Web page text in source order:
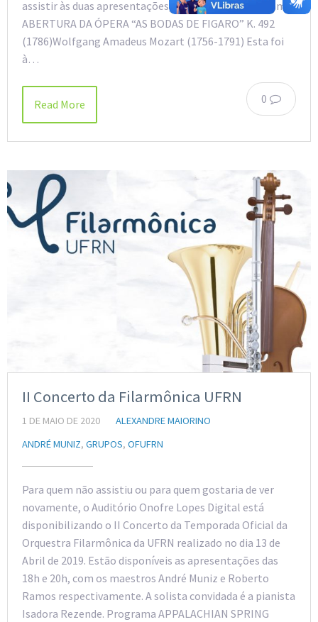
assistir às duas apresentações, das 18h e 20h. Programa
ABERTURA DA ÓPERA “AS BODAS DE FIGARO” K. 492
(1786)Wolfgang Amadeus Mozart (1756-1791) Esta foi
à…
0
Read More
II Concerto da Filarmônica UFRN
1 DE MAIO DE 2020
ALEXANDRE MAIORINO
ANDRÉ MUNIZ, GRUPOS, OFUFRN
Para quem não assistiu ou para quem gostaria de ver
novamente, o Auditório Onofre Lopes Digital está
disponibilizando o II Concerto da Temporada Oficial da
Orquestra Filarmônica da UFRN realizado no dia 13 de
Abril de 2019. Estão disponíveis as apresentações das
18h e 20h, com os maestros André Muniz e Roberto
Ramos respectivamente. A solista convidada é a pianista
Isadora Rezende. Programa APPALACHIAN SPRING